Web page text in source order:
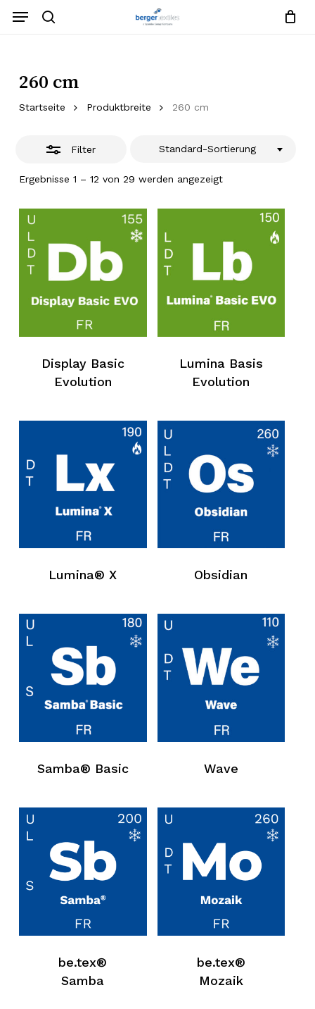
Hauptinhalt
Menü
260 cm
Startseite Produktbreite 260 cm
Filter
Ergebnisse 1 – 12 von 29 werden angezeigt
Standard-Sortierung
Display Basic
Evolution
Lumina Basis
Evolution
Lumina® X Obsidian
Samba® Basic Wave
be.tex®
Samba
be.tex®
Mozaik